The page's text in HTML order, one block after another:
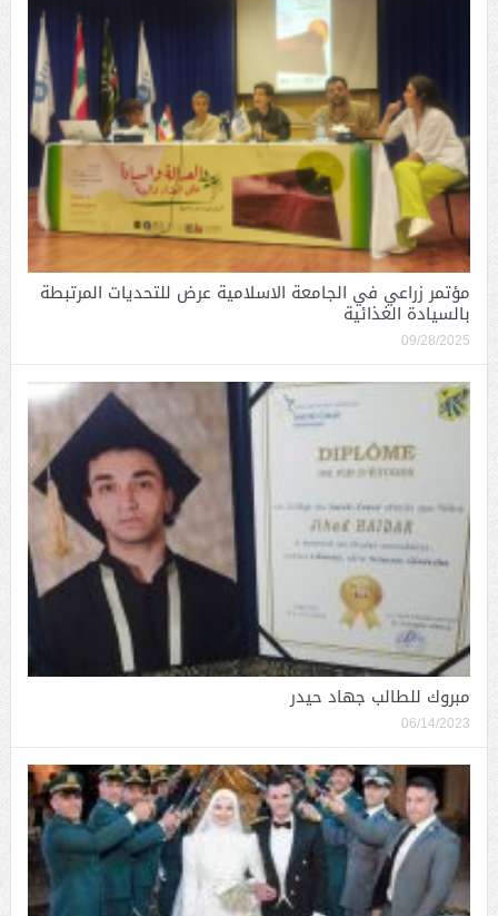
مؤتمر زراعي في الجامعة الاسلامية عرض للتحديات المرتبطة
بالسيادة الغذائية
09/28/2025
مبروك للطالب جهاد حيدر
06/14/2023